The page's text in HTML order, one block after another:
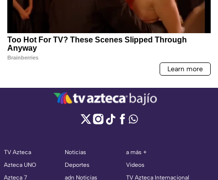
TV Azteca
Azteca UNO
Azteca 7
Noticias
Deportes
adn Noticias
a más +
Videos
TV Azteca Internacional